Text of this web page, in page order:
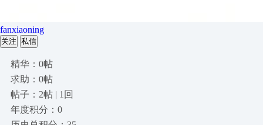
fanxiaoning
关注 私信
精华：0帖
求助：0帖
帖子：2帖 | 1回
年度积分：0